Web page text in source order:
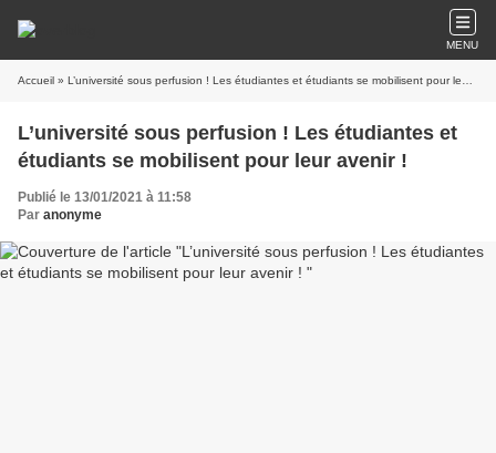
MENU
Accueil » L’université sous perfusion ! Les étudiantes et étudiants se mobilisent pour leur avenir !
L’université sous perfusion ! Les étudiantes et
étudiants se mobilisent pour leur avenir !
Publié le 13/01/2021 à 11:58
Par anonyme